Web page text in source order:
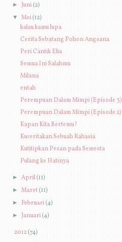
► Juni(2)
▼ Mei(12)
kalau kamu lupa
Cerita Sebatang Pohon Angsana
Peri Cantik Elia
Semua Ini Salahmu
Milana
entah
Perempuan Dalam Mimpi (Episode 3)
Perempuan Dalam Mimpi (Episode 2)
Kapan Kita Bertemu?
Kuceritakan Sebuah Rahasia
Kutitipkan Pesan pada Semesta
Pulang ke Hatinya
► April(11)
► Maret(11)
► Februari(4)
► Januari(4)
2012 (74)